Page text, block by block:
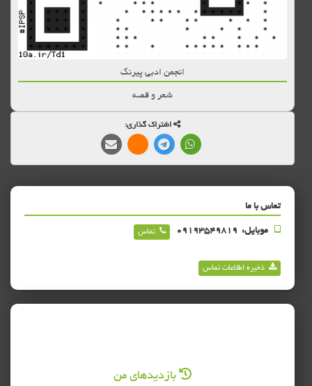
انجمن ادبی پیرنگ
شعر و قصه
اشتراک گذاری:
تماس با ما
موبایل: تماس
ذخیره اطلاعات تماس
بازدیدهای من